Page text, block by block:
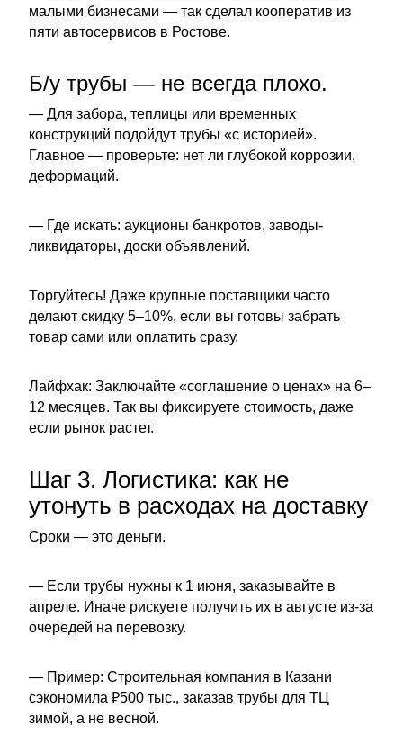
малыми бизнесами — так сделал кооператив из
пяти автосервисов в Ростове.
Б/у трубы — не всегда плохо.
— Для забора, теплицы или временных
конструкций подойдут трубы «с историей».
Главное — проверьте: нет ли глубокой коррозии,
деформаций.
— Где искать: аукционы банкротов, заводы-
ликвидаторы, доски объявлений.
Торгуйтесь! Даже крупные поставщики часто
делают скидку 5–10%, если вы готовы забрать
товар сами или оплатить сразу.
Лайфхак: Заключайте «соглашение о ценах» на 6–
12 месяцев. Так вы фиксируете стоимость, даже
если рынок растет.
Шаг 3. Логистика: как не
утонуть в расходах на доставку
Сроки — это деньги.
— Если трубы нужны к 1 июня, заказывайте в
апреле. Иначе рискуете получить их в августе из-за
очередей на перевозку.
— Пример: Строительная компания в Казани
сэкономила ₽500 тыс., заказав трубы для ТЦ
зимой, а не весной.